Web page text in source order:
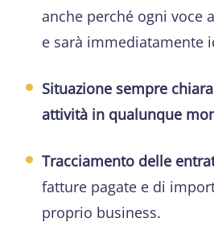
anche perché ogni voce
e sarà immediatamente
Situazione sempre
attività in qualunque
Tracciamento delle
fatture pagate e di
proprio business.